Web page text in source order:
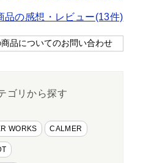
品の感想・レビュー(13件)
ゴリから探す
WORKS CALMER